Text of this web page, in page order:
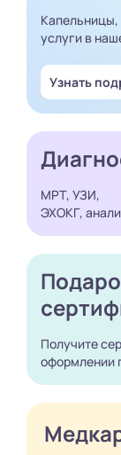
Капельницы,
услуги в
Узнать
МРТ, УЗИ,
ЭХОКГ,
Получите
оформлении